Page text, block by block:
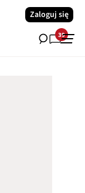
Zaloguj się
39